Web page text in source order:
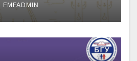
FMFADMIN